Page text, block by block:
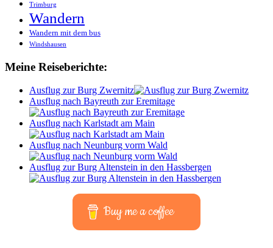
Trimburg
Wandern
Wandern mit dem bus
Windshausen
Meine Reiseberichte:
Ausflug zur Burg Zwernitz
Ausflug nach Bayreuth zur Eremitage
Ausflug nach Karlstadt am Main
Ausflug nach Neunburg vorm Wald
Ausflug zur Burg Altenstein in den Hassbergen
Buy me a coffee